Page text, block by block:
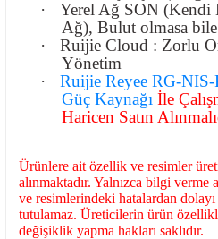
·
Yerel Ağ SON (Kendi
Ağ), Bulut olmasa bile
·
Ruijie Cloud : Zorlu
Yönetim
·
Ruijie Reyee RG-
Güç Kaynağı İle
Haricen Satın
Ürünlere ait özellik ve resimler
alınmaktadır. Yalnızca bilgi
ve resimlerindeki hatalardan
tutulamaz. Üreticilerin ürün
değişiklik yapma hakları saklıdır.